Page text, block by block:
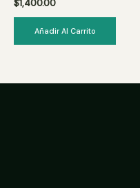
$1,400.00
Añadir Al Carrito